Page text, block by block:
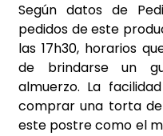
Según datos de
pedidos de este
las 17h30, horarios
de brindarse un
almuerzo. La
comprar una torta
este postre como el